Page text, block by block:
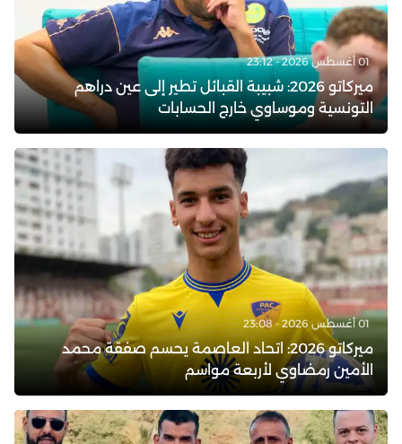
01 أغسطس 2026 - 23:12
ميركاتو 2026: شبيبة القبائل تطير إلى عين دراهم
التونسية وموساوي خارج الحسابات
01 أغسطس 2026 - 23:08
ميركاتو 2026: اتحاد العاصمة يحسم صفقة محمد
الأمين رمضاوي لأربعة مواسم